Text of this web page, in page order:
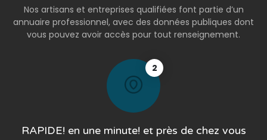
Nos artisans et entreprises qualifiées font partie d’un
annuaire professionnel, avec des données publiques dont
vous pouvez avoir accès pour tout renseignement.
2
RAPIDE! en une minute! et près de chez vous